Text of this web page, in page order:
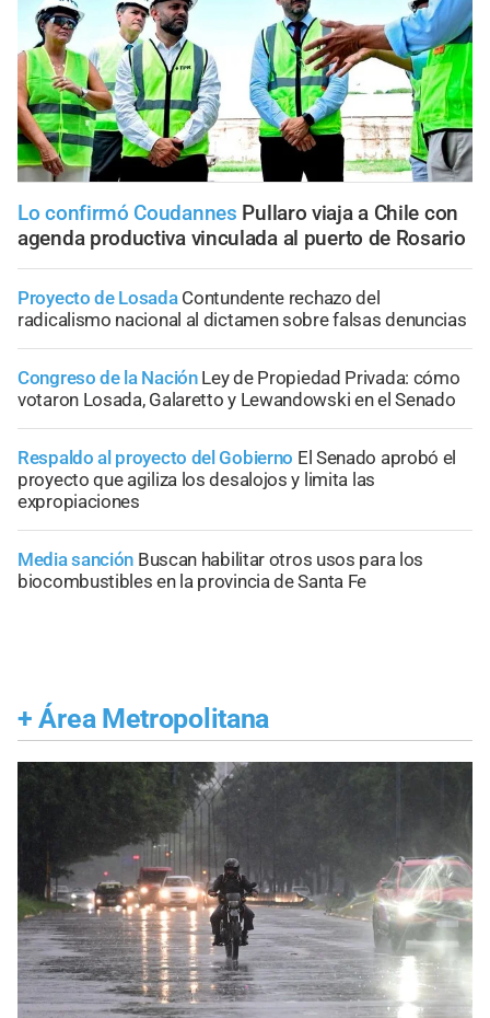
Lo confirmó Coudannes Pullaro viaja a Chile con
agenda productiva vinculada al puerto de Rosario
Proyecto de Losada Contundente rechazo del
radicalismo nacional al dictamen sobre falsas denuncias
Congreso de la Nación Ley de Propiedad Privada: cómo
votaron Losada, Galaretto y Lewandowski en el Senado
Respaldo al proyecto del Gobierno El Senado aprobó el
proyecto que agiliza los desalojos y limita las
expropiaciones
Media sanción Buscan habilitar otros usos para los
biocombustibles en la provincia de Santa Fe
+ Área Metropolitana